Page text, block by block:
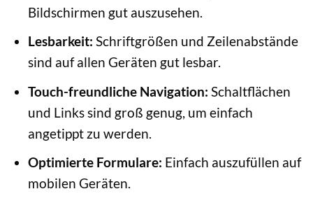
Bildschirmen gut auszusehen.
Lesbarkeit: Schriftgrößen und Zeilenabstände
sind auf allen Geräten gut lesbar.
Touch-freundliche Navigation: Schaltflächen
und Links sind groß genug, um einfach
angetippt zu werden.
Optimierte Formulare: Einfach auszufüllen auf
mobilen Geräten.